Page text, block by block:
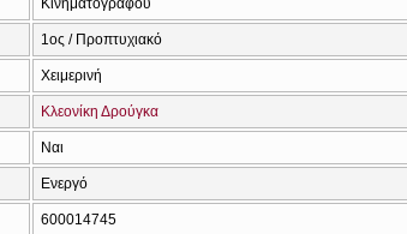
Κινηματογράφου
1ος / Προπτυχιακό
Χειμερινή
Κλεονίκη Δρούγκα
Ναι
Ενεργό
600014745